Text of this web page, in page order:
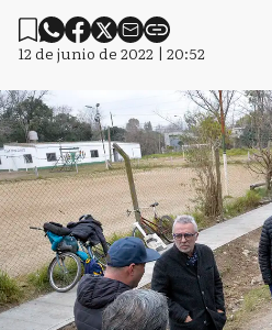
12 de junio de 2022 | 20:52